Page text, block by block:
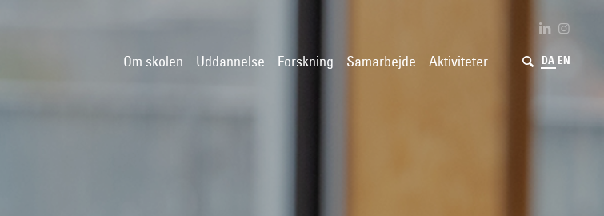
Om skolen Uddannelse Forskning Samarbejde Aktiviteter DA EN